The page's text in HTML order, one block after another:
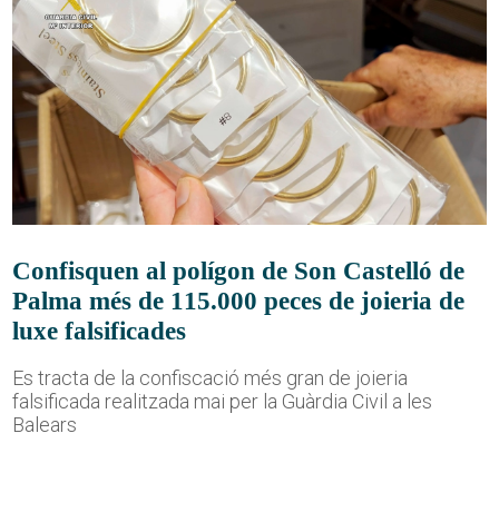
Confisquen al polígon de Son Castelló de
Palma més de 115.000 peces de joieria de
luxe falsificades
Es tracta de la confiscació més gran de joieria
falsificada realitzada mai per la Guàrdia Civil a les
Balears